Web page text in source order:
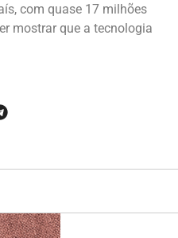
com quase 17 milhões
mostrar que a tecnologia